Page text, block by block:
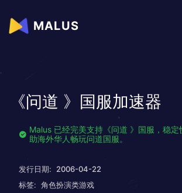
MALUS
《问道 》国服加速器
Malus 已经完美支持《问道 》国服，稳定
助海外华人畅玩问道国服。
发行日期:
2006-04-22
标签: 角色扮演类游戏